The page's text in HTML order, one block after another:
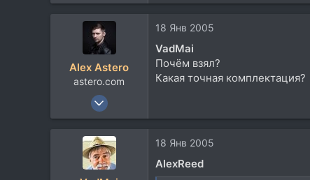
Alex Astero
astero.com
9 Июн 2004
4.279
Moscow
18 Янв 2005
VadMai
Почём взял?
Какая точная комплектация?
18 Янв 2005
AlexReed